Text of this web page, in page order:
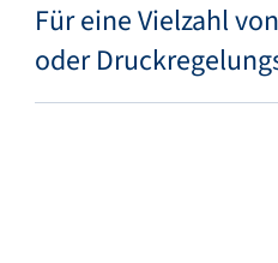
Produkte
Für eine Vielzahl
oder